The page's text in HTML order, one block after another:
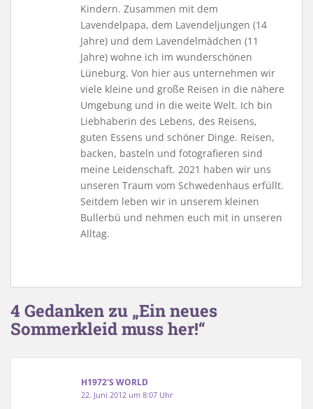
Kindern. Zusammen mit dem
Lavendelpapa, dem Lavendeljungen (14
Jahre) und dem Lavendelmädchen (11
Jahre) wohne ich im wunderschönen
Lüneburg. Von hier aus unternehmen wir
viele kleine und große Reisen in die nähere
Umgebung und in die weite Welt. Ich bin
Liebhaberin des Lebens, des Reisens,
guten Essens und schöner Dinge. Reisen,
backen, basteln und fotografieren sind
meine Leidenschaft. 2021 haben wir uns
unseren Traum vom Schwedenhaus erfüllt.
Seitdem leben wir in unserem kleinen
Bullerbü und nehmen euch mit in unseren
Alltag.
4 Gedanken zu „Ein neues
Sommerkleid muss her!“
H1972'S WORLD
22. Juni 2012 um 8:07 Uhr